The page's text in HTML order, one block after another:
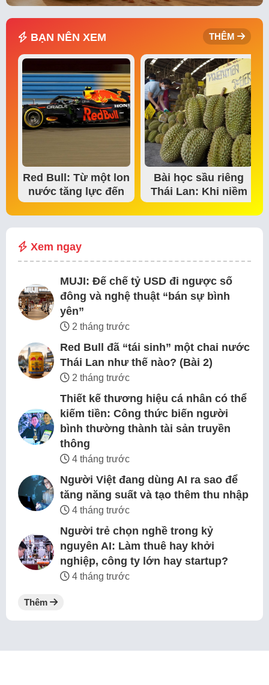
BẠN NÊN XEM THÊM
Red Bull: Từ một lon
nước tăng lực đến
đế chế thể…
Bài học sầu riêng
Thái Lan: Khi niềm
tin thị trường bắt…
Xem ngay
MUJI: Đế chế tỷ USD đi ngược số
đông và nghệ thuật “bán sự bình
yên”
2 tháng trước
Red Bull đã “tái sinh” một chai nước
Thái Lan như thế nào? (Bài 2)
2 tháng trước
Thiết kế thương hiệu cá nhân có thể
kiếm tiền: Công thức biến người
bình thường thành tài sản truyền
thông
4 tháng trước
Người Việt đang dùng AI ra sao để
tăng năng suất và tạo thêm thu nhập
4 tháng trước
Người trẻ chọn nghề trong kỷ
nguyên AI: Làm thuê hay khởi
nghiệp, công ty lớn hay startup?
4 tháng trước
Thêm